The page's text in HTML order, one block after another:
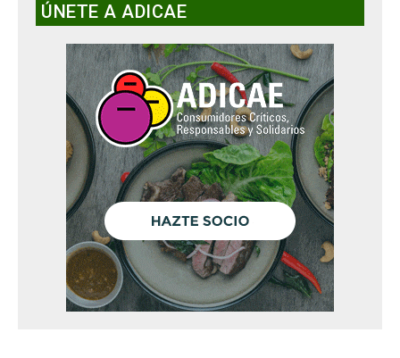
ÚNETE A ADICAE